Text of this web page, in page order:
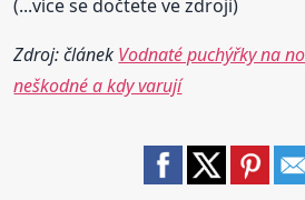
(...více se dočtete ve zdroji)
Zdroj: článek Vodnaté puchýřky na
neškodné a kdy varují